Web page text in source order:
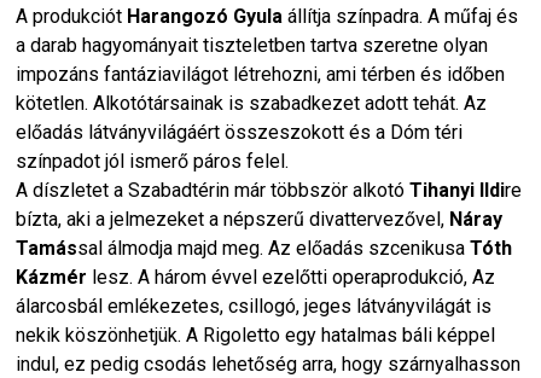
A produkciót Harangozó Gyula állítja színpadra. A műfaj és
a darab hagyományait tiszteletben tartva szeretne olyan
impozáns fantáziavilágot létrehozni, ami térben és időben
kötetlen. Alkotótársainak is szabadkezet adott tehát. Az
előadás látványvilágáért összeszokott és a Dóm téri
színpadot jól ismerő páros felel.
A díszletet a Szabadtérin már többször alkotóTihanyi Ildire
bízta, aki a jelmezeket a népszerű divattervezővel, Náray
Tamással álmodja majd meg. Az előadás szcenikusaTóth
Kázmér lesz. A három évvel ezelőtti operaprodukció, Az
álarcosbál emlékezetes, csillogó, jeges látványvilágát is
nekik köszönhetjük. A Rigoletto egy hatalmas báli képpel
indul, ez pedig csodás lehetőség arra, hogy szárnyalhasson